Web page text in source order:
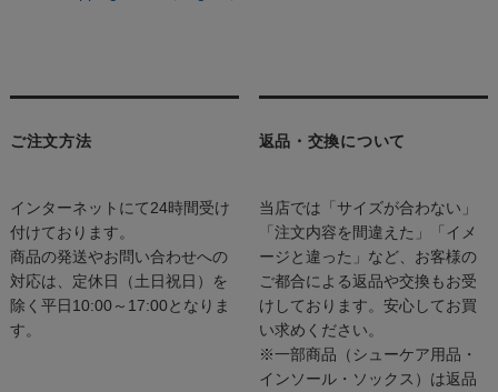
ご注文方法
インターネットにて24時間受け
付けております。
商品の発送やお問い合わせへの
対応は、定休日（土日祝日）を
除く平日10:00～17:00となりま
す。
返品・交換について
当店では「サイズが合わない」
「注文内容を間違えた」「イメ
ージと違った」など、お客様の
ご都合による返品や交換もお受
けしております。安心してお買
い求めください。
※一部商品（シューケア用品・
インソール・ソックス）は返品